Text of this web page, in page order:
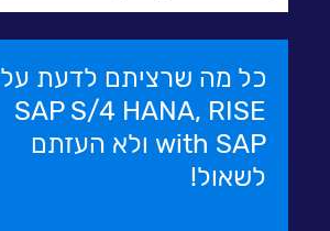
כל מה שרציתם לדעת על
SAP S/4 HANA, RISE
with SAP ולא העזתם
לשאול!